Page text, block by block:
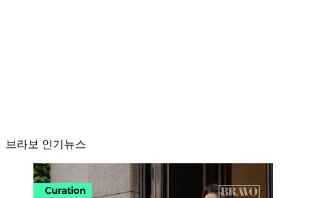
브라보 인기뉴스